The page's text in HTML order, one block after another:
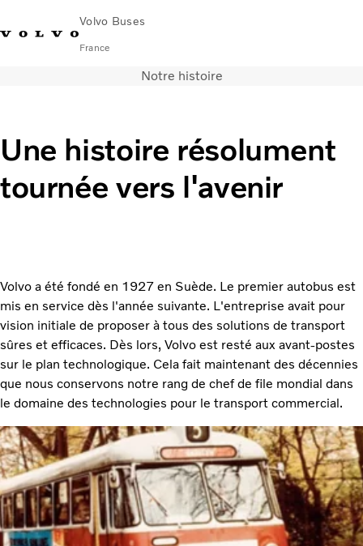
Volvo Buses
France
Rechercher un Réparateur
Autobus
Services
Notre histoire
Une histoire résolument
tournée vers l'avenir
Volvo a été fondé en 1927 en Suède. Le premier autobus est
mis en service dès l'année suivante. L'entreprise avait pour
vision initiale de proposer à tous des solutions de transport
sûres et efficaces. Dès lors, Volvo est resté aux avant-postes
sur le plan technologique. Cela fait maintenant des décennies
que nous conservons notre rang de chef de file mondial dans
le domaine des technologies pour le transport commercial.